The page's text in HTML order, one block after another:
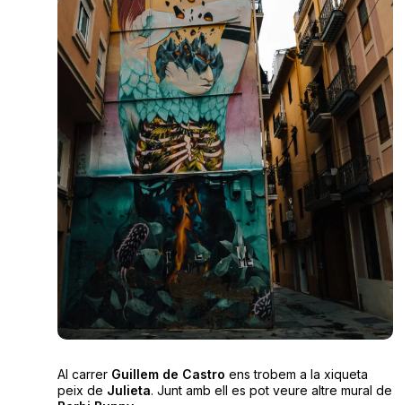
Al carrer Guillem de Castro ens trobem a la xiqueta
peix de Julieta. Junt amb ell es pot veure altre mural de